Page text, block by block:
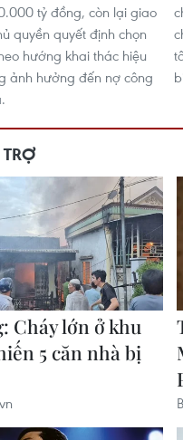
tỷ đồng, còn lại giao
quyền quyết định chọn
hướng khai thác hiệu
ảnh hưởng đến nợ công